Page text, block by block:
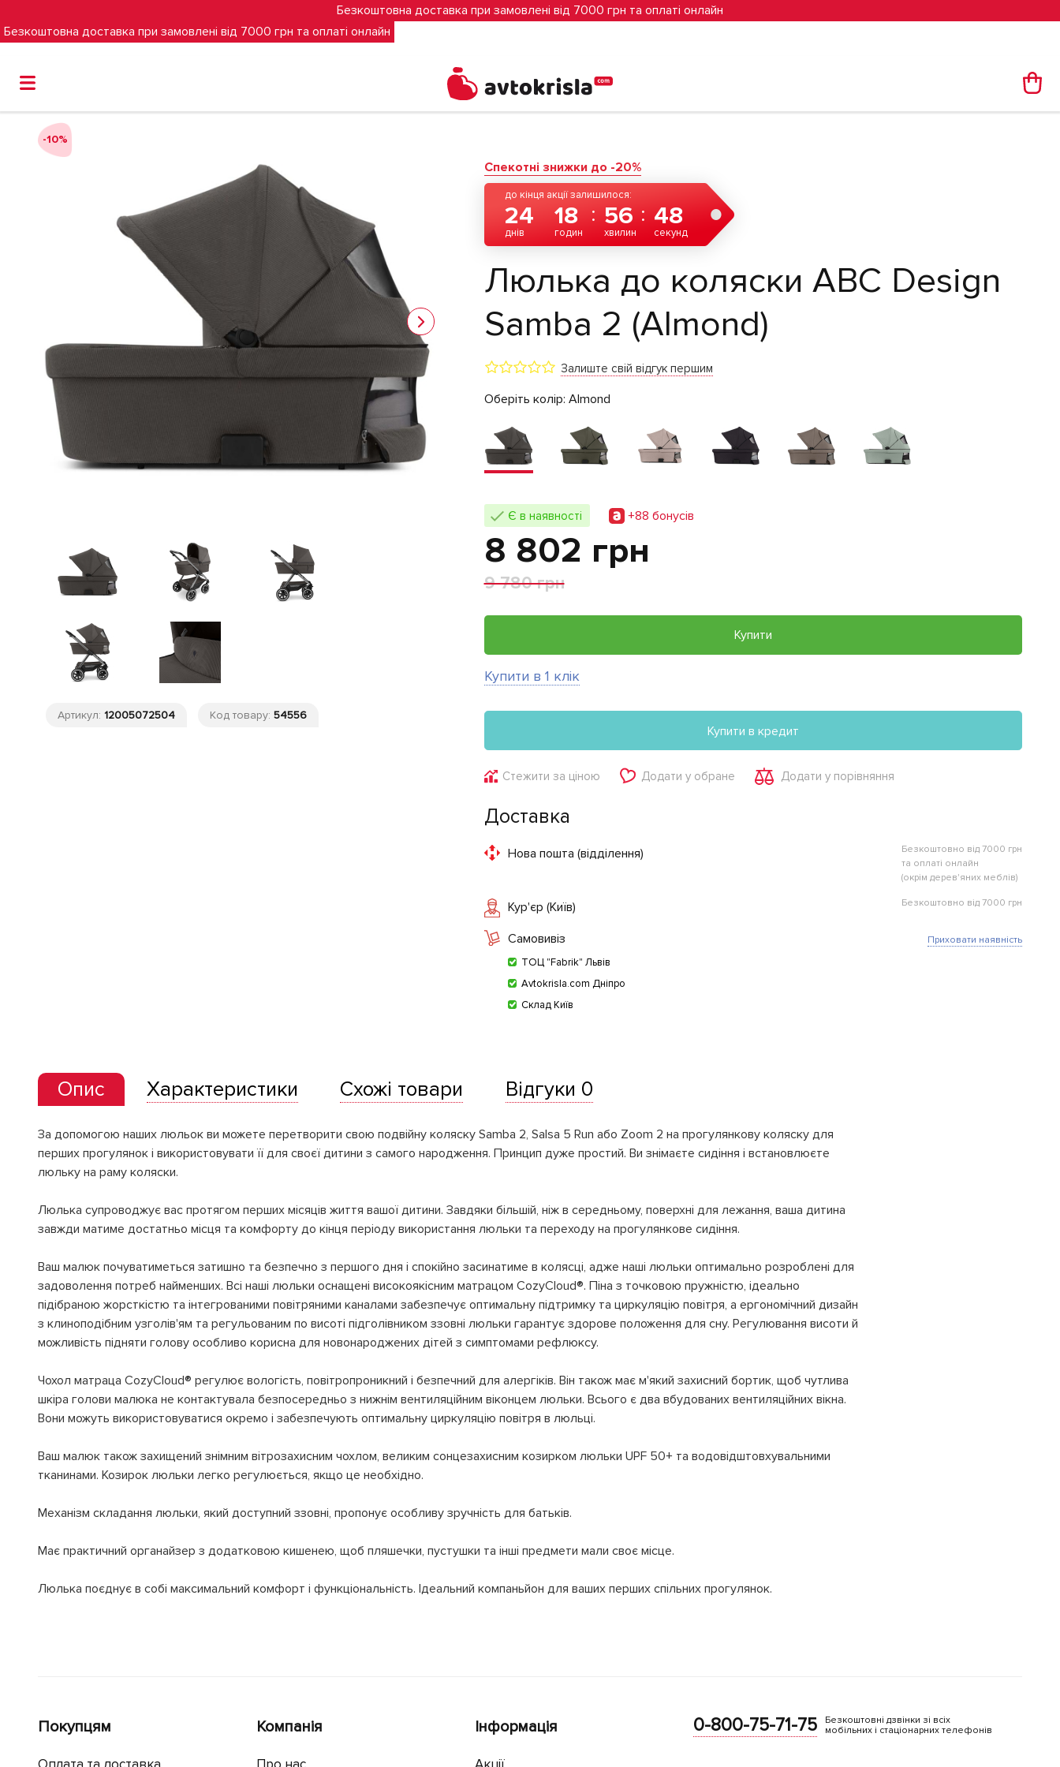
Безкоштовна доставка при замовлені від 7000 грн та оплаті онлайн
Безкоштовна доставка при замовлені від 7000 грн та оплаті онлайн
-10%
Артикул: 12005072504 Код товару: 54556
Спекотні знижки до -20%
до кінця акції залишилося:
24
днів
18
годин
56
хвилин
47
секунд
Люлька до коляски ABC Design
Samba 2 (Almond)
Залиште свій відгук першим
Оберіть колір: Almond
Є в наявності +88 бонусiв
8 802 грн
9 780 грн
Купити
Купити в 1 клік
Купити в кредит
Стежити за ціною Додати у обране Додати у порівняння
Доставка
Нова пошта (відділення)
Безкоштовно від 7000 грн
та оплаті онлайн
(окрім дерев'яних меблів)
Кур'єр (Київ) Безкоштовно від 7000 грн
Самовивіз
ТОЦ "Fabrik" Львів
Avtokrisla.com Дніпро
Склад Київ
Приховати наявність
Опис Характеристики Схожі товари Відгуки 0
За допомогою наших люльок ви можете перетворити свою подвійну коляску Samba 2, Salsa 5 Run або Zoom 2 на прогулянкову коляску для
перших прогулянок і використовувати її для своєї дитини з самого народження. Принцип дуже простий. Ви знімаєте сидіння і встановлюєте
люльку на раму коляски.
Люлька супроводжує вас протягом перших місяців життя вашої дитини. Завдяки більшій, ніж в середньому, поверхні для лежання, ваша дитина
завжди матиме достатньо місця та комфорту до кінця періоду використання люльки та переходу на прогулянкове сидіння.
Ваш малюк почуватиметься затишно та безпечно з першого дня і спокійно засинатиме в колясці, адже наші люльки оптимально розроблені для
задоволення потреб найменших. Всі наші люльки оснащені високоякісним матрацом CozyCloud®. Піна з точковою пружністю, ідеально
підібраною жорсткістю та інтегрованими повітряними каналами забезпечує оптимальну підтримку та циркуляцію повітря, а ергономічний дизайн
з клиноподібним узголів'ям та регульованим по висоті підголівником ззовні люльки гарантує здорове положення для сну. Регулювання висоти й
можливість підняти голову особливо корисна для новонароджених дітей з симптомами рефлюксу.
Чохол матраца CozyCloud® регулює вологість, повітропроникний і безпечний для алергіків. Він також має м'який захисний бортик, щоб чутлива
шкіра голови малюка не контактувала безпосередньо з нижнім вентиляційним віконцем люльки. Всього є два вбудованих вентиляційних вікна.
Вони можуть використовуватися окремо і забезпечують оптимальну циркуляцію повітря в люльці.
Ваш малюк також захищений знімним вітрозахисним чохлом, великим сонцезахисним козирком люльки UPF 50+ та водовідштовхувальними
тканинами. Козирок люльки легко регулюється, якщо це необхідно.
Механізм складання люльки, який доступний ззовні, пропонує особливу зручність для батьків.
Має практичний органайзер з додатковою кишенею, щоб пляшечки, пустушки та інші предмети мали своє місце.
Люлька поєднує в собі максимальний комфорт і функціональність. Ідеальний компаньйон для ваших перших спільних прогулянок.
Покупцям Компанія Інформація 0-800-75-71-75
Безкоштовні дзвінки зі всіх
мобільних і стаціонарних телефонів